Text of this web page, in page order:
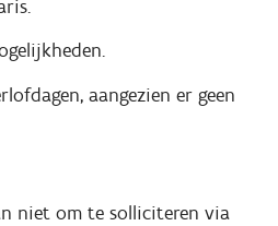
aangezien er geen
niet om te solliciteren via